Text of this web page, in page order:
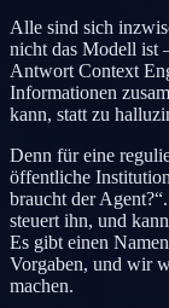
Alle sind sich
nicht das Modell ist
Antwort Context
Informationen
kann, statt zu
Denn für eine
öffentliche
braucht der
steuert ihn, und
Es gibt einen
Vorgaben, und wir
machen.